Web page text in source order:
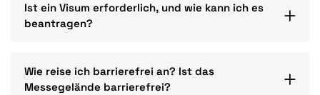
Ist ein Visum erforderlich, und wie kann ich es
beantragen?
Wie reise ich barrierefrei an? Ist das
Messegelände barrierefrei?